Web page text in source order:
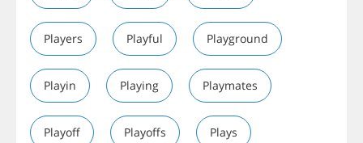
Players Playful Playground
Playin Playing Playmates
Playoff Playoffs Plays